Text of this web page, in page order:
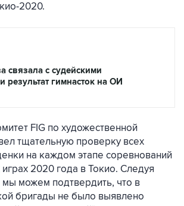
2020.
связала с судейскими
результат гимнасток на ОИ
FIG по художественной
тщательную проверку всех
на каждом этапе соревнований
2020 года в Токио. Следуя
мы можем подтвердить, что в
бригады не было выявлено